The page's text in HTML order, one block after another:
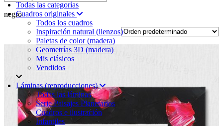
Todas las categorías
Cuadros originales
Todos los cuadros
Inspiración natural (lienzos)
Paletas de color (madera)
Geometrías 3D (madera)
Mis clásicos
Vendidos
Láminas (reproducciones)
Todas las láminas
Serie Paisajes Planetarios
Cuadros e ilustración
Infantiles
negro